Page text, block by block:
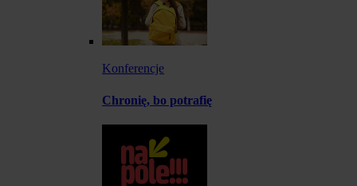
Konferencje
Chronię, bo potrafię